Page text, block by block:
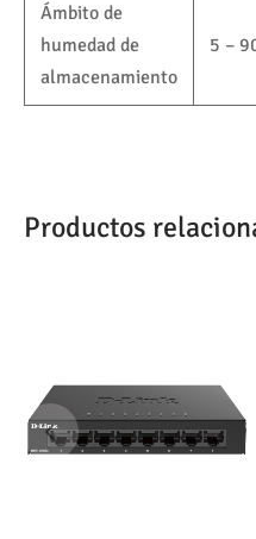
Ámbito de
humedad de
almacenamiento
5 –
Productos